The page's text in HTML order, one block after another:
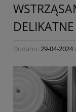
Dodano: 29-04-2024